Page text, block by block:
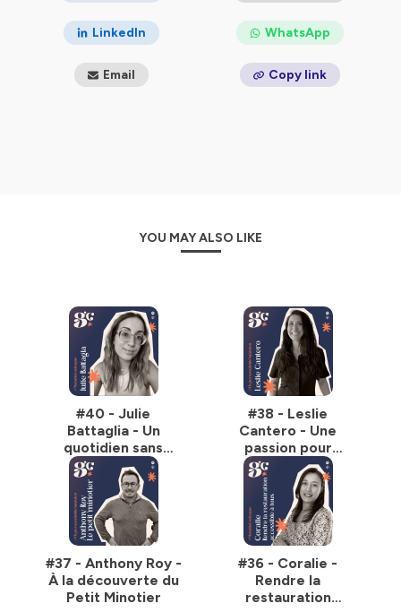
Hébergé par Ausha. Visitez
ausha.co/politique-de-
pour plus d'informations.
LinkedIn WhatsApp
Email Copy link
YOU MAY ALSO LIKE
#40 - Julie
Battaglia - Un
quotidien sans
gluten
#38 - Leslie
Cantero - Une
passion pour
soigner, une
passion pour
régaler
#37 - Anthony Roy -
À la découverte du
Petit Minotier
#36 - Coralie -
Rendre la
restauration